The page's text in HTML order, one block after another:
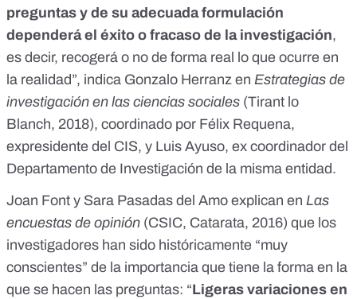
preguntas y de su adecuada formulación
dependerá el éxito o fracaso de la investigación,
es decir, recogerá o no de forma real lo que ocurre en
la realidad”, indica Gonzalo Herranz en Estrategias de
investigación en las ciencias sociales (Tirant lo
Blanch, 2018), coordinado por Félix Requena,
expresidente del CIS, y Luis Ayuso, ex coordinador del
Departamento de Investigación de la misma entidad.
Joan Font y Sara Pasadas del Amo explican en Las
encuestas de opinión (CSIC, Catarata, 2016) que los
investigadores han sido históricamente “muy
conscientes” de la importancia que tiene la forma en la
que se hacen las preguntas: “Ligeras variaciones en